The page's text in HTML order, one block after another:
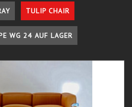
TULIP CHAIR
WG 24 AUF LAGER